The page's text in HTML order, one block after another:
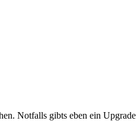
Notfalls gibts eben ein